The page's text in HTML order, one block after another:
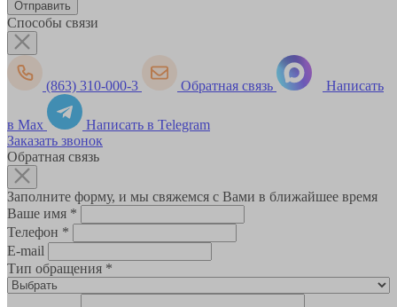
Способы связи
(863) 310-000-3 Обратная связь Написать
в Max
Написать в Telegram
Заказать звонок
Обратная связь
Заполните форму, и мы свяжемся с Вами в ближайшее время
Ваше имя *
Телефон *
E-mail
Тип обращения *